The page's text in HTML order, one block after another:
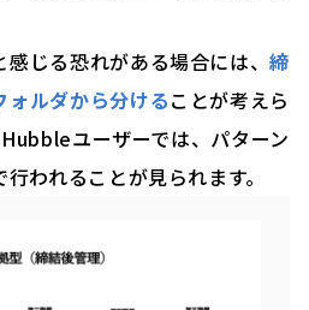
感じる恐れがある場合には、締
ルダから分けることが考えら
ユーザーでは、パターン
われることが見られます。